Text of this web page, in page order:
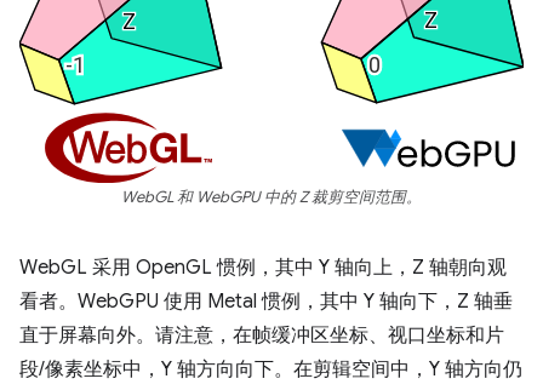
WebGL 和 WebGPU 中的 Z 裁剪空间范围。
WebGL 采用 OpenGL 惯例，其中 Y 轴向上，Z 轴朝向观
看者。WebGPU 使用 Metal 惯例，其中 Y 轴向下，Z 轴垂
直于屏幕向外。请注意，在帧缓冲区坐标、视口坐标和片
段/像素坐标中，Y 轴方向向下。在剪辑空间中，Y 轴方向仍